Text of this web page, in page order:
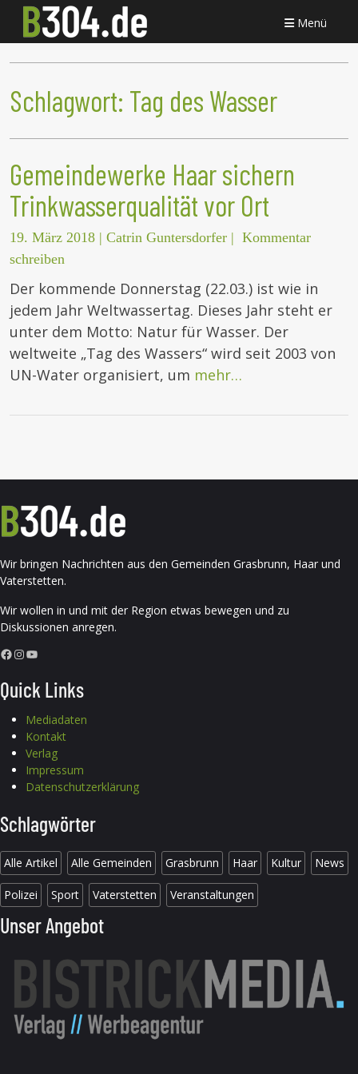
Menü
Schlagwort: Tag des Wasser
Gemeindewerke Haar sichern
Trinkwasserqualität vor Ort
19. März 2018 | Catrin Guntersdorfer | Kommentar
schreiben
Der kommende Donnerstag (22.03.) ist wie in
jedem Jahr Weltwassertag. Dieses Jahr steht er
unter dem Motto: Natur für Wasser. Der
weltweite „Tag des Wassers“ wird seit 2003 von
UN-Water organisiert, um mehr…
Wir bringen Nachrichten aus den Gemeinden Grasbrunn, Haar und
Vaterstetten.
Wir wollen in und mit der Region etwas bewegen und zu
Diskussionen anregen.
Facebook InstagramYouTube
Quick Links
Mediadaten
Kontakt
Verlag
Impressum
Datenschutzerklärung
Schlagwörter
Alle Artikel Alle Gemeinden Grasbrunn Haar Kultur News
Polizei Sport Vaterstetten Veranstaltungen
Unser Angebot